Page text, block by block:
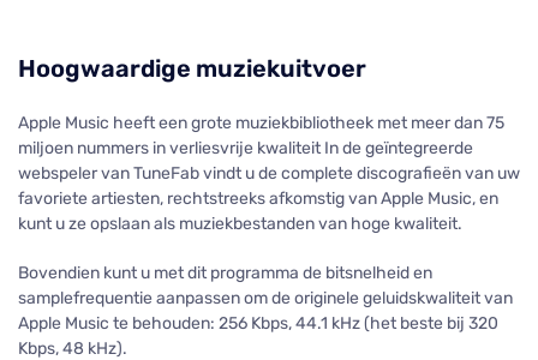
Hoogwaardige muziekuitvoer
Apple Music heeft een grote muziekbibliotheek met meer dan 75
miljoen nummers in verliesvrije kwaliteit In de geïntegreerde
webspeler van TuneFab vindt u de complete discografieën van uw
favoriete artiesten, rechtstreeks afkomstig van Apple Music, en
kunt u ze opslaan als muziekbestanden van hoge kwaliteit.
Bovendien kunt u met dit programma de bitsnelheid en
samplefrequentie aanpassen om de originele geluidskwaliteit van
Apple Music te behouden: 256 Kbps, 44.1 kHz (het beste bij 320
Kbps, 48 ​​kHz).